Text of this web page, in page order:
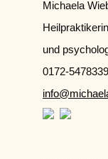
Michaela
und
0172-5478339